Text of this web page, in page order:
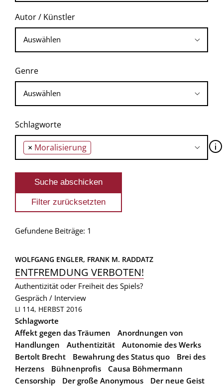
Autor / Künstler
Genre
Schlagworte
× Moralisierung 🛈
Gefundene Beiträge: 1
WOLFGANG ENGLER, FRANK M. RADDATZ
ENTFREMDUNG VERBOTEN!
Authentizität oder Freiheit des Spiels?
Gespräch / Interview
LI 114, HERBST 2016
Schlagworte
Affekt gegen das Träumen
Anordnungen von
Handlungen
Authentizität
Autonomie des Werks
Bertolt Brecht
Bewahrung des Status quo
Brei des
Herzens
Bühnenprofis
Causa Böhmermann
Censorship
Der große Anonymous
Der neue Geist